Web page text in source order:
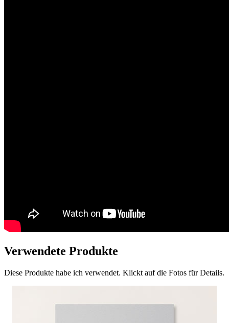
Verwendete Produkte
Diese Produkte habe ich verwendet. Klickt auf die Fotos für Details.